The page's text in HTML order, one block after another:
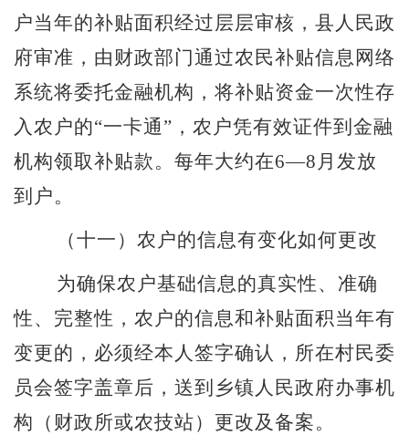
户当年的补贴面积经过层层审核，县人民政
府审准，由财政部门通过农民补贴信息网络
系统将委托金融机构，将补贴资金一次性存
入农户的“一卡通 ” ，农户凭有效证件到金融
机构领取补贴款。每年大约在6—8 月发放
到户。
（十一） 农户的信息有变化如何更改
为确保农户基础信息的真实性、准确
性、完整性，农户的信息和补贴面积当年有
变更的，必须经本人签字确认，所在村民委
员会签字盖章后，送到乡镇人民政府办事机
构（财政所或农技站）更改及备案。